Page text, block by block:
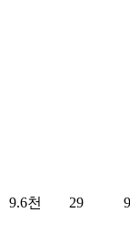
9.6천 29 9